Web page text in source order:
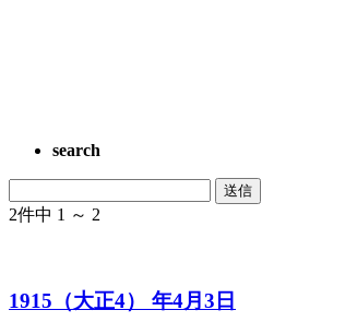
search
2件中 1 ～ 2
1915（大正4） 年4月3日